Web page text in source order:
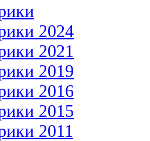
2024
2021
2019
2016
2015
2011